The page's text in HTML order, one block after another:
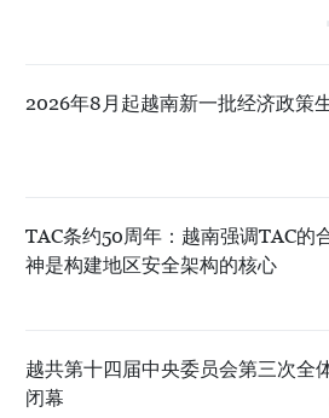
2026年8月起越南新一批经济政策
TAC条约50周年：越南强调TAC的
神是构建地区安全架构的核心
越共第十四届中央委员会第三次全
闭幕